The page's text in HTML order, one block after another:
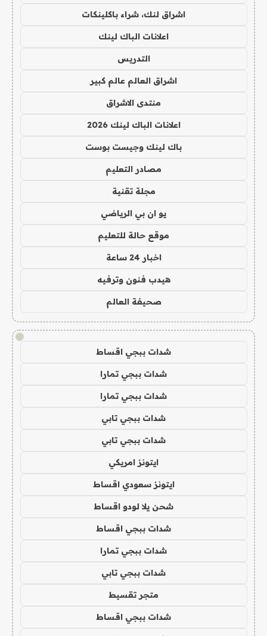
اشراق لنك، شراء باكلينكات
اعلانات الباك لينك
التدريس
اشراق العالم عالم كبير
منتدى الاشراق
اعلانات الباك لينك 2026
باك لينك وجيست بوست
مصادر التعليم
مجلة تقنية
يو ان بي الرياضي
موقع حالة للتعليم
اخبار 24 ساعة
هيدب فنون وترفيه
صحيفة العالم
!
شدات ببجي اقساط
شدات ببجي تمارا
شدات ببجي تمارا
شدات ببجي تابي
شدات ببجي تابي
ايتونز امريكي
ايتونز سعودي اقساط
شحن يلا لودو اقساط
شدات ببجي اقساط
شدات ببجي تمارا
شدات ببجي تابي
متجر تقسيط
شدات ببجي اقساط